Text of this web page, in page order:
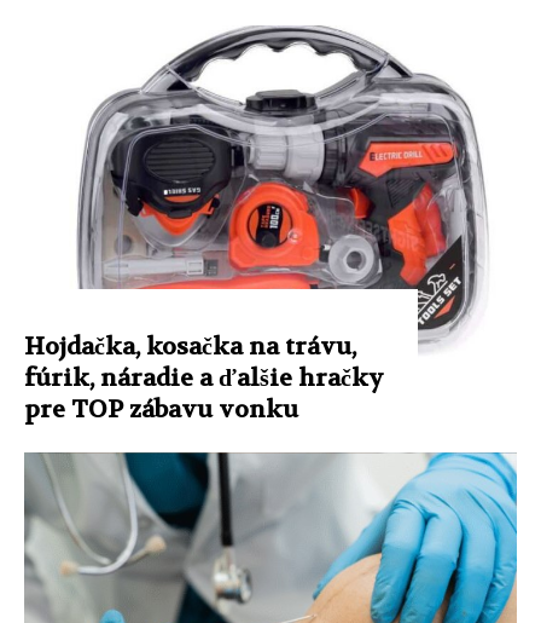
Hojdačka, kosačka na trávu,
fúrik, náradie a ďalšie hračky
pre TOP zábavu vonku